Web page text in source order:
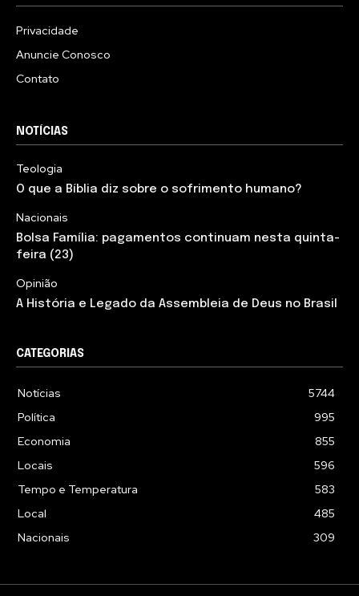
Privacidade
Anuncie Conosco
Contato
NOTÍCIAS
Teologia
O que a Bíblia diz sobre o sofrimento humano?
Nacionais
Bolsa Família: pagamentos continuam nesta quinta-
feira (23)
Opinião
A História e Legado da Assembleia de Deus no Brasil
CATEGORIAS
Notícias
5744
Política
995
Economia
855
Locais
596
Tempo e Temperatura
583
Local
485
Nacionais
309